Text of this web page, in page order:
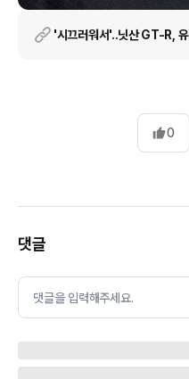
'시끄러워서'..닛산 GT-R,
0
댓글
댓글을 입력해주세요.